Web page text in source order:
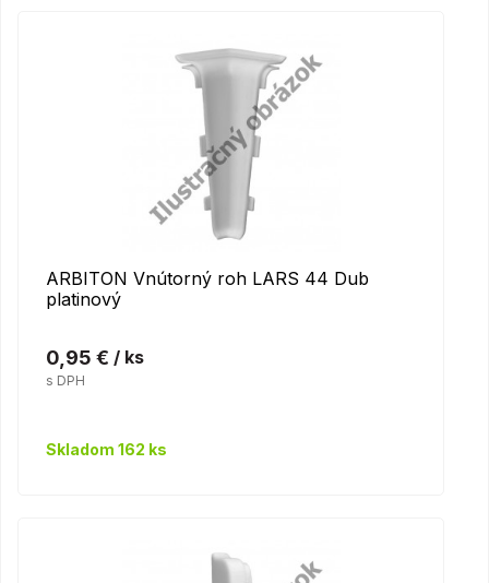
ARBITON Vnútorný roh LARS 44 Dub
platinový
0,95 € / ks
s DPH
Skladom 162 ks